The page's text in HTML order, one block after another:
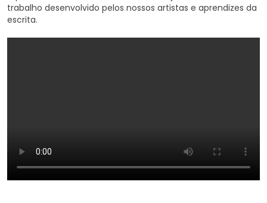
trabalho desenvolvido pelos nossos artistas e aprendizes da
escrita.